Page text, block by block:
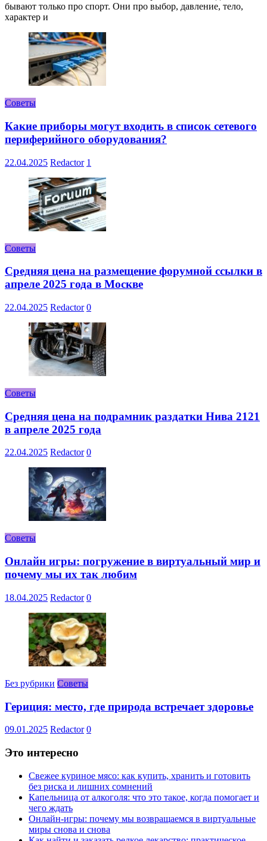
бывают только про спорт. Они про выбор, давление, тело,
характер и
Советы
Какие приборы могут входить в список сетевого
периферийного оборудования?
22.04.2025 Redactor 1
Советы
Средняя цена на размещение форумной ссылки в
апреле 2025 года в Москве
22.04.2025 Redactor 0
Советы
Средняя цена на подрамник раздатки Нива 2121
в апреле 2025 года
22.04.2025 Redactor 0
Советы
Онлайн игры: погружение в виртуальный мир и
почему мы их так любим
18.04.2025 Redactor 0
Без рубрики Советы
Гериция: место, где природа встречает здоровье
09.01.2025 Redactor 0
Это интересно
Свежее куриное мясо: как купить, хранить и готовить
без риска и лишних сомнений
Капельница от алкоголя: что это такое, когда помогает и
чего ждать
Онлайн-игры: почему мы возвращаемся в виртуальные
миры снова и снова